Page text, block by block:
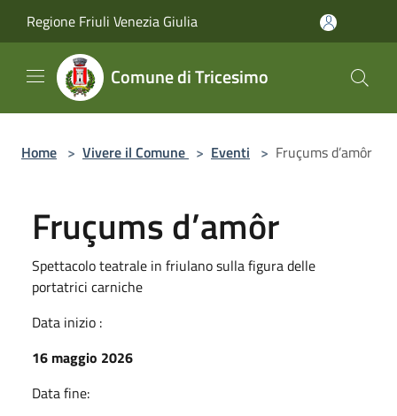
Regione Friuli Venezia Giulia
Comune di Tricesimo
Home > Vivere il Comune > Eventi > Fruçums d’amôr
Fruçums d’amôr
Spettacolo teatrale in friulano sulla figura delle
portatrici carniche
Data inizio :
16 maggio 2026
Data fine: